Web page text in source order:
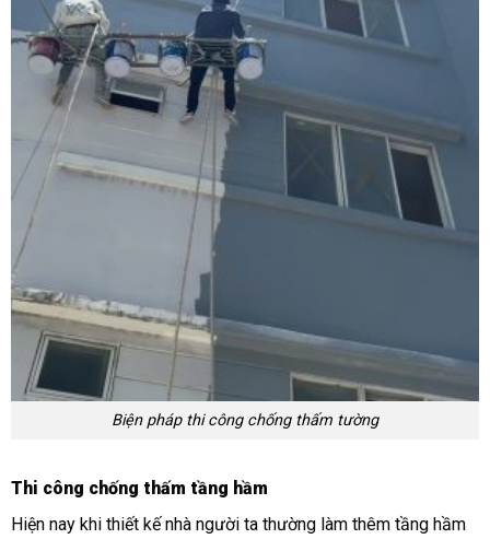
Biện pháp thi công chống thấm tường
Thi công chống thấm tầng hầm
Hiện nay khi thiết kế nhà người ta thường làm thêm tầng hầm